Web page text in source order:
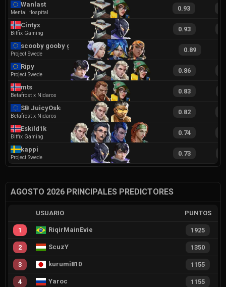
Wanlast
Mental Hospital
0.93
Cintyx
Bitfix Gaming
0.93
scooby gooby goo
Project Swede
0.89
Ripy
Project Swede
0.86
mts
Betafrost x Nidaros
0.83
SB JuicyOskar
Betafrost x Nidaros
0.82
Eskild1k
Bitfix Gaming
0.74
kappi
Project Swede
0.73
AGOSTO 2026 PRINCIPALES PREDICTORES
USUARIO PUNTOS
1 RiqirMainEvie 1925
2 ScuzY 1350
3 kurumi810 1155
4 Yaroc 1155